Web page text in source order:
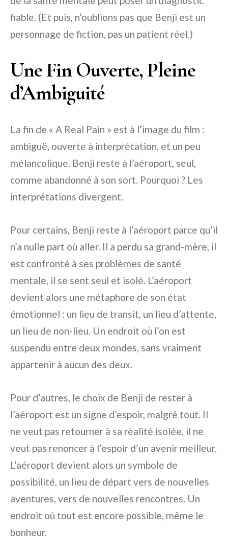
fiable. (Et puis, n’oublions pas que Benji est un
personnage de fiction, pas un patient réel.)
Une Fin Ouverte, Pleine
d’Ambiguité
La fin de « A Real Pain » est à l’image du film :
ambiguë, ouverte à interprétation, et un peu
mélancolique. Benji reste à l’aéroport, seul,
comme abandonné à son sort. Pourquoi ? Les
interprétations divergent.
Pour certains, Benji reste à l’aéroport parce qu’il
n’a nulle part où aller. Il a perdu sa grand-mère, il
est confronté à ses problèmes de santé
mentale, il se sent seul et isolé. L’aéroport
devient alors une métaphore de son état
émotionnel : un lieu de transit, un lieu d’attente,
un lieu de non-lieu. Un endroit où l’on est
suspendu entre deux mondes, sans vraiment
appartenir à aucun des deux.
Pour d’autres, le choix de Benji de rester à
l’aéroport est un signe d’espoir, malgré tout. Il
ne veut pas retourner à sa réalité isolée, il ne
veut pas renoncer à l’espoir d’un avenir meilleur.
L’aéroport devient alors un symbole de
possibilité, un lieu de départ vers de nouvelles
aventures, vers de nouvelles rencontres. Un
endroit où tout est encore possible, même le
bonheur.